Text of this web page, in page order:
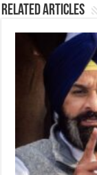
Related Articles